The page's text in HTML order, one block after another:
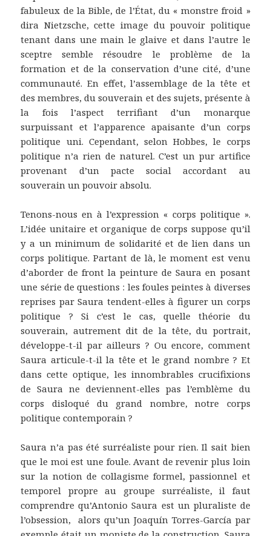
fabuleux de la Bible, de l’État, du « monstre froid »
dira Nietzsche, cette image du pouvoir politique
tenant dans une main le glaive et dans l’autre le
sceptre semble résoudre le problème de la
formation et de la conservation d’une cité, d’une
communauté. En effet, l’assemblage de la tête et
des membres, du souverain et des sujets, présente à
la fois l’aspect terrifiant d’un monarque
surpuissant et l’apparence apaisante d’un corps
politique uni. Cependant, selon Hobbes, le corps
politique n’a rien de naturel. C’est un pur artifice
provenant d’un pacte social accordant au
souverain un pouvoir absolu.
Tenons-nous en à l’expression « corps politique ».
L’idée unitaire et organique de corps suppose qu’il
y a un minimum de solidarité et de lien dans un
corps politique. Partant de là, le moment est venu
d’aborder de front la peinture de Saura en posant
une série de questions : les foules peintes à diverses
reprises par Saura tendent-elles à figurer un corps
politique ? Si c’est le cas, quelle théorie du
souverain, autrement dit de la tête, du portrait,
développe-t-il par ailleurs ? Ou encore, comment
Saura articule-t-il la tête et le grand nombre ? Et
dans cette optique, les innombrables crucifixions
de Saura ne deviennent-elles pas l’emblème du
corps disloqué du grand nombre, notre corps
politique contemporain ?
Saura n’a pas été surréaliste pour rien. Il sait bien
que le moi est une foule. Avant de revenir plus loin
sur la notion de collagisme formel, passionnel et
temporel propre au groupe surréaliste, il faut
comprendre qu’Antonio Saura est un pluraliste de
l’obsession, alors qu’un Joaquín Torres-García par